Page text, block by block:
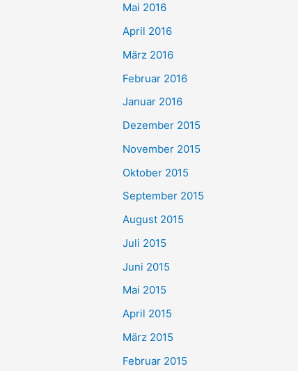
Mai 2016
April 2016
März 2016
Februar 2016
Januar 2016
Dezember 2015
November 2015
Oktober 2015
September 2015
August 2015
Juli 2015
Juni 2015
Mai 2015
April 2015
März 2015
Februar 2015